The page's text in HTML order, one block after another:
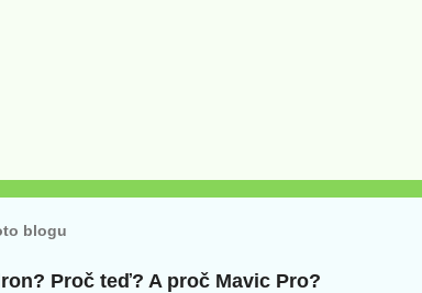
blogu
Proč teď? A proč Mavic Pro?